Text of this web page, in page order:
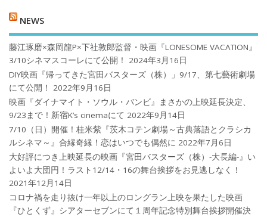
NEWS
藤江琢磨×森岡龍P×下社敦郎監督・映画『LONESOME VACATION』
3/10シネマスコーレにて公開！
2024年3月16日
DIY映画『帰ってきた宮田バスターズ（株）」9/17、第七藝術劇場
にて公開！
2022年9月16日
映画『ダイナマイト・ソウル・バンビ』まさかの上映延長決定、
9/23まで！新宿K’s cinemaにて 2022年9月14日
7/10（日）開催！桂米紫『茨木コテン劇場～古典落語とクラシカ
ルシネマ～』合縁奇縁！恋はいつでも偶然に 2022年7月6日
大好評につき上映延長の映画『宮田バスターズ（株）-大長編-』い
よいよ大団円！ラスト12/14・16の舞台挨拶をお見逃しなく！
2021年12月14日
コロナ禍を⾛り抜け⼀年以上のロングラン上映を果たした映画
『ひとくず』シアターセブンにて１周年記念特別舞台挨拶開催決